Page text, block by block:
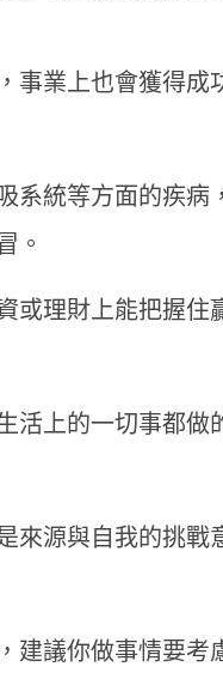
事業上也會獲得成
系統等方面的疾病
。
或理財上能把握住
活上的一切事都做
來源與自我的挑戰
建議你做事情要考